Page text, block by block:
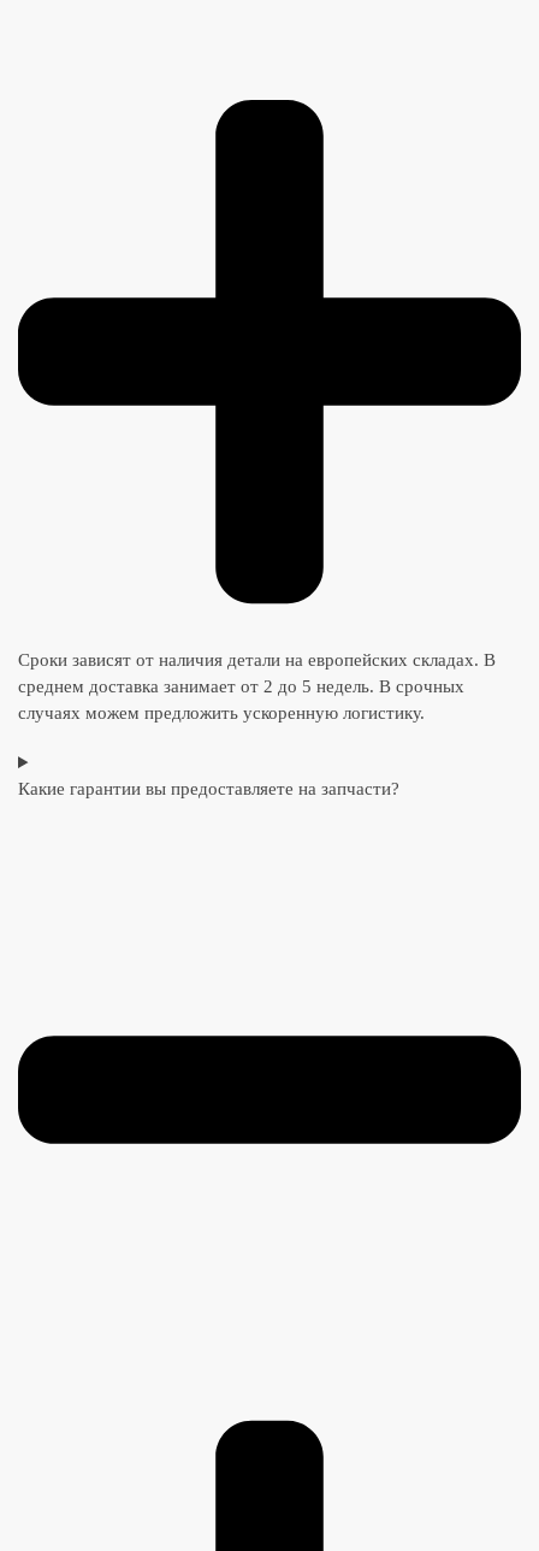
Сроки зависят от наличия детали на европейских складах. В
среднем доставка занимает от 2 до 5 недель. В срочных
случаях можем предложить ускоренную логистику.
Какие гарантии вы предоставляете на запчасти?